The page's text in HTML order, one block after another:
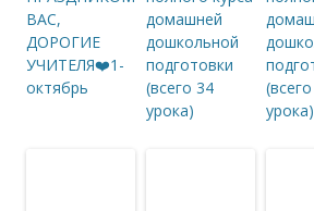
ВАС,
ДОРОГИЕ
УЧИТЕЛЯ❤️1-
октябрь
домашней
дошкольной
подготовки
(всего 34
урока)
урока)